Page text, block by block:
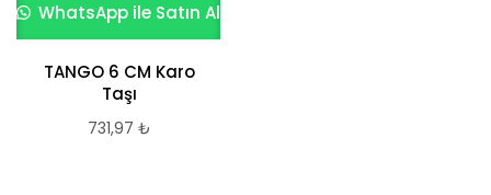
WhatsApp ile Satın Al
TANGO 6 CM Karo
Taşı
731,97 ₺